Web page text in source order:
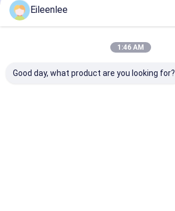
추천된 제품
Eileenlee
1:46 AM
Good day, what product are you looking for?